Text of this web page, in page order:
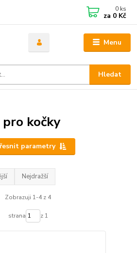
Menu
Hledat
0 ks
za 0 Kč
kočky
parametry
Nejdražší
Zobrazuji 1-4 z 4
strana z 1